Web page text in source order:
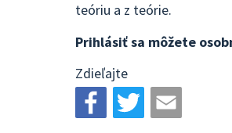
teóriu a z teórie.
Prihlásiť sa môžete
Zdieľajte